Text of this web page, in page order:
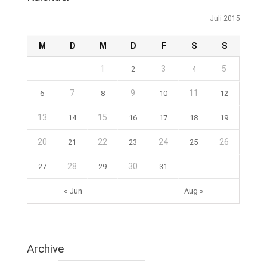
Juli 2015
M D M D F S S
« Jun Aug »
1 2 3 4 5
6 7 8 9 10 11 12
13 14 15 16 17 18 19
20 21 22 23 24 25 26
27 28 29 30 31
Archive